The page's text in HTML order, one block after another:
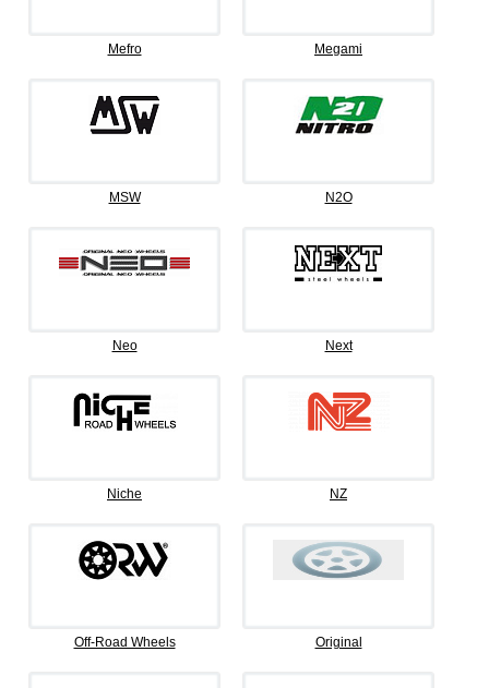
Mefro Megami
MSW N2O
Neo Next
Niche NZ
Off-Road Wheels Original